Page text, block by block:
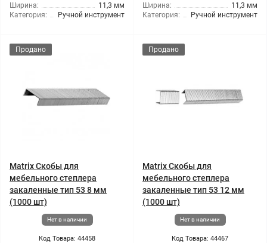
Ширина:
11,3 мм
Категория:
Ручной инструмент
Ширина:
11,3 мм
Категория:
Ручной инструмент
Продано
Matrix Скобы для
мебельного степлера
закаленные тип 53 8 мм
(1000 шт)
Нет в наличии
Код Товара: 44458
Продано
Matrix Скобы для
мебельного степлера
закаленные тип 53 12 мм
(1000 шт)
Нет в наличии
Код Товара: 44467